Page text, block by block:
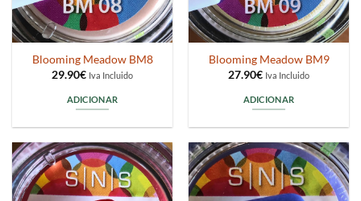
Blooming Meadow BM8
29.90€ Iva Incluido
ADICIONAR
Blooming Meadow BM9
27.90€ Iva Incluido
ADICIONAR